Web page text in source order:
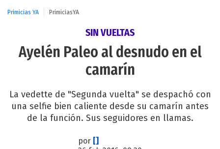
Primicias YA PrimiciasYA
SIN VUELTAS
Ayelén Paleo al desnudo en el
camarín
La vedette de "Segunda vuelta" se despachó con
una selfie bien caliente desde su camarín antes
de la función. Sus seguidores en llamas.
por []